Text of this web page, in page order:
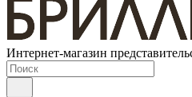
Интернет-магазин